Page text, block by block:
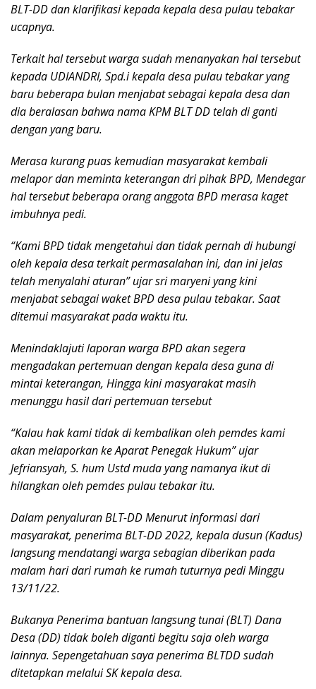
BLT-DD dan klarifikasi kepada kepala desa pulau tebakar
ucapnya.
Terkait hal tersebut warga sudah menanyakan hal tersebut
kepada UDIANDRI, Spd.i kepala desa pulau tebakar yang
baru beberapa bulan menjabat sebagai kepala desa dan
dia beralasan bahwa nama KPM BLT DD telah di ganti
dengan yang baru.
Merasa kurang puas kemudian masyarakat kembali
melapor dan meminta keterangan dri pihak BPD, Mendegar
hal tersebut beberapa orang anggota BPD merasa kaget
imbuhnya pedi.
“Kami BPD tidak mengetahui dan tidak pernah di hubungi
oleh kepala desa terkait permasalahan ini, dan ini jelas
telah menyalahi aturan” ujar sri maryeni yang kini
menjabat sebagai waket BPD desa pulau tebakar. Saat
ditemui masyarakat pada waktu itu.
Menindaklajuti laporan warga BPD akan segera
mengadakan pertemuan dengan kepala desa guna di
mintai keterangan, Hingga kini masyarakat masih
menunggu hasil dari pertemuan tersebut
“Kalau hak kami tidak di kembalikan oleh pemdes kami
akan melaporkan ke Aparat Penegak Hukum” ujar
Jefriansyah, S. hum Ustd muda yang namanya ikut di
hilangkan oleh pemdes pulau tebakar itu.
Dalam penyaluran BLT-DD Menurut informasi dari
masyarakat, penerima BLT-DD 2022, kepala dusun (Kadus)
langsung mendatangi warga sebagian diberikan pada
malam hari dari rumah ke rumah tuturnya pedi Minggu
13/11/22.
Bukanya Penerima bantuan langsung tunai (BLT) Dana
Desa (DD) tidak boleh diganti begitu saja oleh warga
lainnya. Sepengetahuan saya penerima BLTDD sudah
ditetapkan melalui SK kepala desa.